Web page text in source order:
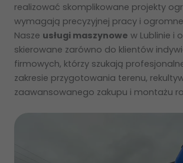
realizować skomplikowane projekty
wymagają precyzyjnej pracy i
Nasze usługi maszynowe w Lublinie i
skierowane zarówno do klientów
firmowych, którzy szukają
zakresie przygotowania terenu,
zaawansowanego zakupu i montażu